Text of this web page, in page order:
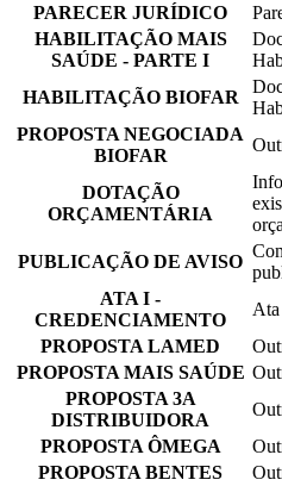
PARECER JURÍDICO
HABILITAÇÃO MAIS
SAÚDE - PARTE I
HABILITAÇÃO BIOFAR
PROPOSTA NEGOCIADA
BIOFAR
DOTAÇÃO
ORÇAMENTÁRIA
PUBLICAÇÃO DE AVISO
ATA I -
CREDENCIAMENTO
Ata
PROPOSTA LAMED
PROPOSTA MAIS SAÚDE
PROPOSTA 3A
DISTRIBUIDORA
PROPOSTA ÔMEGA
PROPOSTA BENTES